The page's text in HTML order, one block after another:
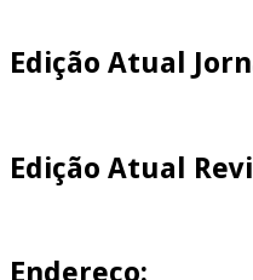
Edição Atual
Edição Atual